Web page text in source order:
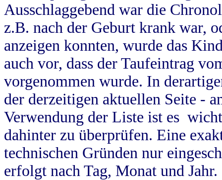
Ausschlaggebend war die
z.B. nach der Geburt krank war,
anzeigen konnten, wurde das
auch vor, dass der Taufeintrag
vorgenommen wurde. In
der derzeitigen aktuellen Seite -
Verwendung der Liste ist es
dahinter zu überprüfen. Eine
technischen Gründen nur
erfolgt nach Tag, Monat und Jahr.